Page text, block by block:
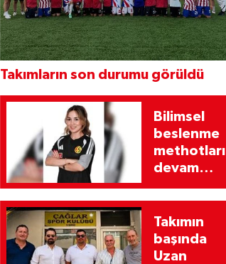
Takımların son durumu görüldü
Bilimsel
beslenme
methotları
devam
Takımın
başında
Uzan